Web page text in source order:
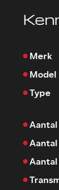
Merk
Model
Type